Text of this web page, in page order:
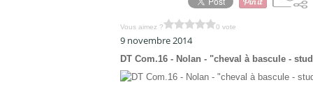
Vous aimez ? 0 vote
9 novembre 2014
DT Com.16 - Nolan - "cheval à bascule -